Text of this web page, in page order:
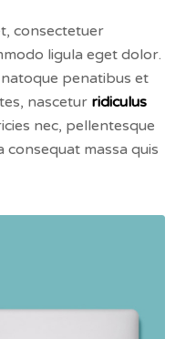
consectetuer
ligula eget dolor.
natoque penatibus et
nascetur ridiculus
nec, pellentesque
consequat massa quis